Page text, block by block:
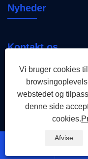
Nyheder
Kontakt os
Links Sitemap
Copyright © 2026
Vi bruger cookies
webstedet og
denne side
cookies.
Afvise